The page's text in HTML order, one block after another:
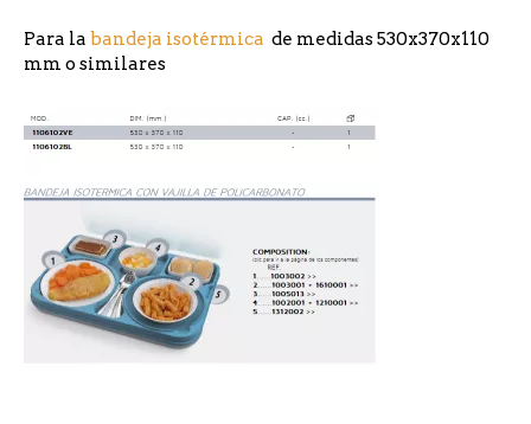
Para la bandeja isotérmica de medidas 530x370x110
mm o similares